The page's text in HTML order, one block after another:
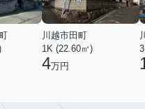
川越市田町
1K (22.60㎡)
4万円